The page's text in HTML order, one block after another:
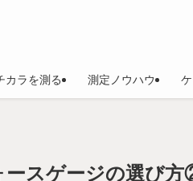
カラを測る 測定ノウハウ
ースゲージの選び